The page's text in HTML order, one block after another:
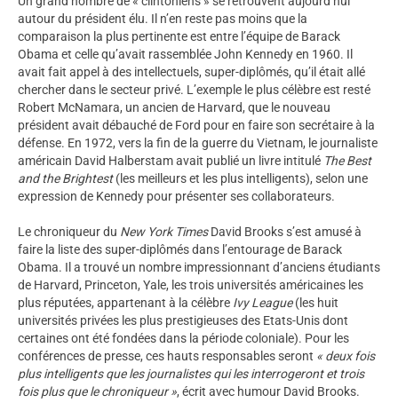
autour du président élu. Il n’en reste pas moins que la
comparaison la plus pertinente est entre l’équipe de Barack
Obama et celle qu’avait rassemblée John Kennedy en 1960. Il
avait fait appel à des intellectuels, super-diplômés, qu’il était allé
chercher dans le secteur privé. L’exemple le plus célèbre est resté
Robert McNamara, un ancien de Harvard, que le nouveau
président avait débauché de Ford pour en faire son secrétaire à la
défense. En 1972, vers la fin de la guerre du Vietnam, le journaliste
américain David Halberstam avait publié un livre intitulé The Best
and the Brightest(les meilleurs et les plus intelligents), selon une
expression de Kennedy pour présenter ses collaborateurs.
Le chroniqueur du New York TimesDavid Brooks s’est amusé à
faire la liste des super-diplômés dans l’entourage de Barack
Obama. Il a trouvé un nombre impressionnant d’anciens étudiants
de Harvard, Princeton, Yale, les trois universités américaines les
plus réputées, appartenant à la célèbre Ivy League(les huit
universités privées les plus prestigieuses des Etats-Unis dont
certaines ont été fondées dans la période coloniale). Pour les
conférences de presse, ces hauts responsables seront « deux fois
plus intelligents que les journalistes qui les interrogeront et trois
fois plus que le chroniqueur », écrit avec humour David Brooks.